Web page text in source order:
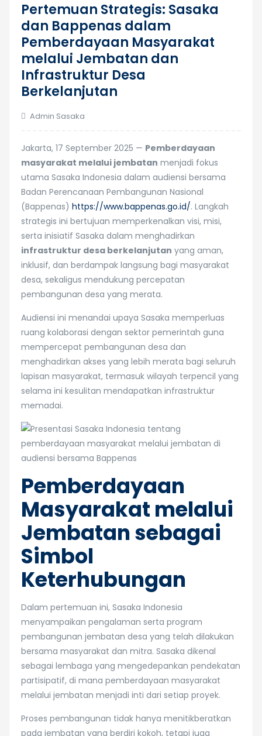
Okt
Pertemuan Strategis: Sasaka
dan Bappenas dalam
Pemberdayaan Masyarakat
melalui Jembatan dan
Infrastruktur Desa
Berkelanjutan
Admin Sasaka
Jakarta, 17 September 2025 — Pemberdayaan
masyarakat melalui jembatan menjadi fokus
utama Sasaka Indonesia dalam audiensi bersama
Badan Perencanaan Pembangunan Nasional
(Bappenas) https://www.bappenas.go.id/. Langkah
strategis ini bertujuan memperkenalkan visi, misi,
serta inisiatif Sasaka dalam menghadirkan
infrastruktur desa berkelanjutan yang aman,
inklusif, dan berdampak langsung bagi masyarakat
desa, sekaligus mendukung percepatan
pembangunan desa yang merata.
Audiensi ini menandai upaya Sasaka memperluas
ruang kolaborasi dengan sektor pemerintah guna
mempercepat pembangunan desa dan
menghadirkan akses yang lebih merata bagi seluruh
lapisan masyarakat, termasuk wilayah terpencil yang
selama ini kesulitan mendapatkan infrastruktur
memadai.
Pemberdayaan
Masyarakat melalui
Jembatan sebagai
Simbol
Keterhubungan
Dalam pertemuan ini, Sasaka Indonesia
menyampaikan pengalaman serta program
pembangunan jembatan desa yang telah dilakukan
bersama masyarakat dan mitra. Sasaka dikenal
sebagai lembaga yang mengedepankan pendekatan
partisipatif, di mana pemberdayaan masyarakat
melalui jembatan menjadi inti dari setiap proyek.
Proses pembangunan tidak hanya menitikberatkan
pada jembatan yang berdiri kokoh, tetapi juga